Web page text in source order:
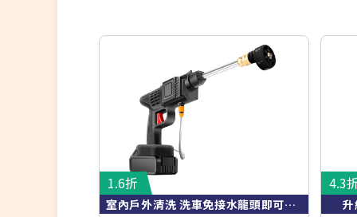
1.6折
室內戶外清洗 洗車免接水龍頭即可高壓清洗
4.3